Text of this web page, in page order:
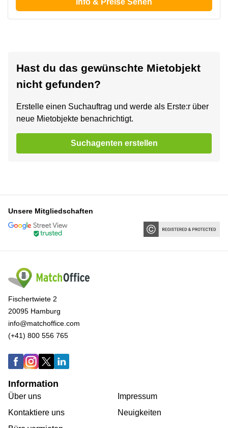
Hast du das gewünschte Mietobjekt
nicht gefunden?
Erstelle einen Suchauftrag und werde als Erste:r über
neue Mietobjekte benachrichtigt.
Suchagenten erstellen
Unsere Mitgliedschaften
Fischertwiete 2
20095 Hamburg
info@matchoffice.com
(+41) 800 556 765
Information
Über uns
Kontaktiere uns
Impressum
Neuigkeiten